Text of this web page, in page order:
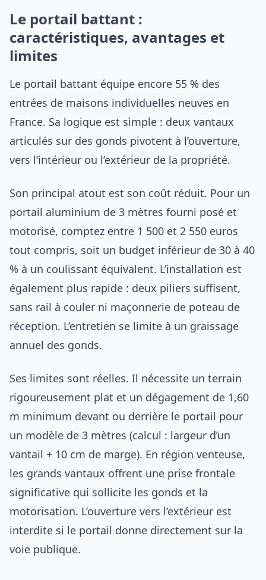
Le portail battant :
caractéristiques, avantages et
limites
Le portail battant équipe encore 55 % des
entrées de maisons individuelles neuves en
France. Sa logique est simple : deux vantaux
articulés sur des gonds pivotent à l’ouverture,
vers l’intérieur ou l’extérieur de la propriété.
Son principal atout est son coût réduit. Pour un
portail aluminium de 3 mètres fourni posé et
motorisé, comptez entre 1 500 et 2 550 euros
tout compris, soit un budget inférieur de 30 à 40
% à un coulissant équivalent. L’installation est
également plus rapide : deux piliers suffisent,
sans rail à couler ni maçonnerie de poteau de
réception. L’entretien se limite à un graissage
annuel des gonds.
Ses limites sont réelles. Il nécessite un terrain
rigoureusement plat et un dégagement de 1,60
m minimum devant ou derrière le portail pour
un modèle de 3 mètres (calcul : largeur d’un
vantail + 10 cm de marge). En région venteuse,
les grands vantaux offrent une prise frontale
significative qui sollicite les gonds et la
motorisation. L’ouverture vers l’extérieur est
interdite si le portail donne directement sur la
voie publique.